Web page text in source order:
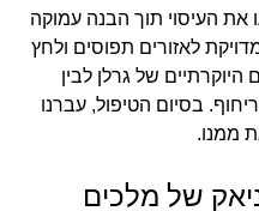
העיסוי תוך הבנה עמוקה
לאזורים תפוסים ולחץ
של גרלן לבין
בסיום הטיפול, עברנו
ממנו.
של מלכים